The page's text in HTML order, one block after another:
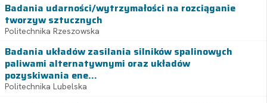
Badania udarności/wytrzymałości na rozciąganie
tworzyw sztucznych
Politechnika Rzeszowska
Badania układów zasilania silników spalinowych
paliwami alternatywnymi oraz układów
pozyskiwania ene...
Politechnika Lubelska